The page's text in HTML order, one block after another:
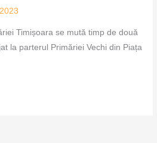
Timișoara se mută timp de două
la parterul Primăriei Vechi din Piața